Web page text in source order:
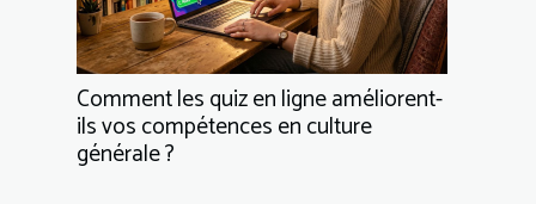
Comment les quiz en ligne améliorent-
ils vos compétences en culture
générale ?